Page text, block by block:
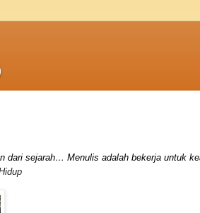
dari sejarah… Menulis adalah bekerja untuk